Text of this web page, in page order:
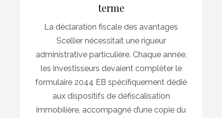
terme
La déclaration fiscale des avantages
Scellier nécessitait une rigueur
administrative particulière. Chaque année,
les investisseurs devaient compléter le
formulaire 2044 EB spécifiquement dédié
aux dispositifs de défiscalisation
immobilière, accompagné d’une copie du